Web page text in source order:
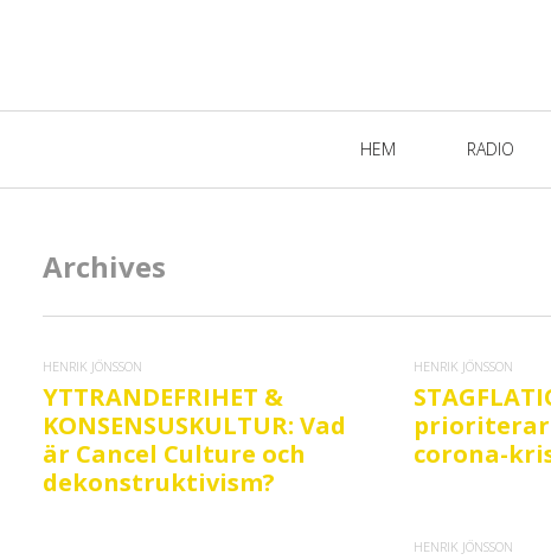
HEM RADIO
Archives
HENRIK JÖNSSON
YTTRANDEFRIHET &
KONSENSUSKULTUR: Vad
är Cancel Culture och
dekonstruktivism?
HENRIK JÖNSSON
prioriterar
corona-
HENRIK JÖNSSON